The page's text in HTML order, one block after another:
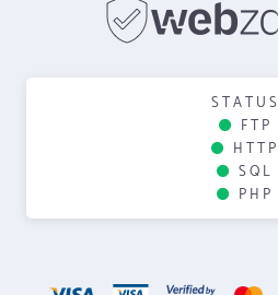
STATUS
FTP
HTTP
SQL
PHP